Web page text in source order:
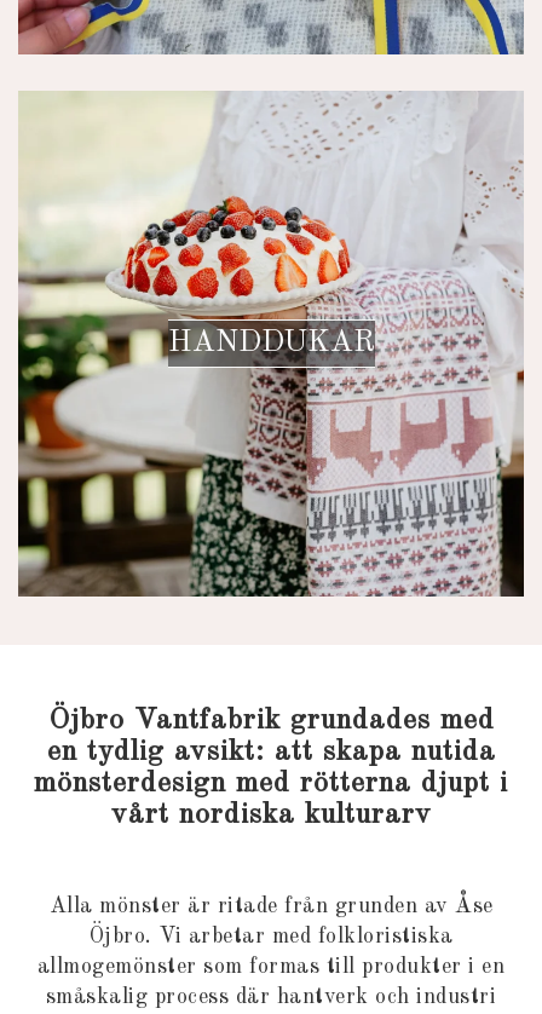
HANDDUKAR
Öjbro Vantfabrik grundades med
en tydlig avsikt: att skapa nutida
mönsterdesign med rötterna djupt i
vårt nordiska kulturarv
Alla mönster är ritade från grunden av Åse
Öjbro. Vi arbetar med folkloristiska
allmogemönster som formas till produkter i en
småskalig process där hantverk och industri